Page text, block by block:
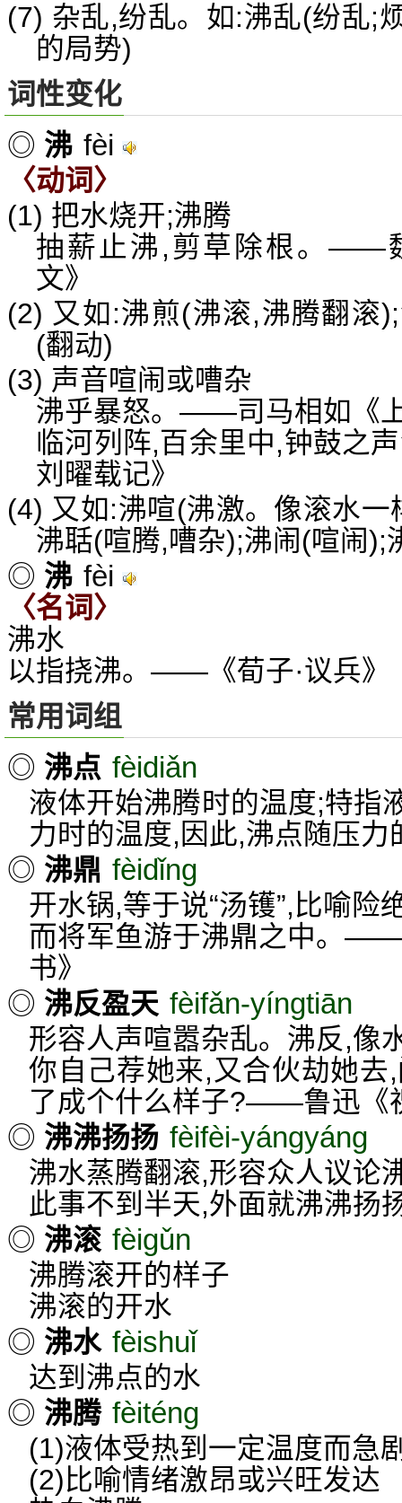
(7) 杂乱,纷乱。如:沸乱(纷乱;
的局势)
词性变化
◎ 沸 fèi
〈动词〉
(1) 把水烧开;沸腾
抽薪止沸,剪草除根。——
文》
(2) 又如:沸煎(沸滚,沸腾翻滚
(翻动)
(3) 声音喧闹或嘈杂
沸乎暴怒。——司马相如《
临河列阵,百余里中,钟鼓之
刘曜载记》
(4) 又如:沸喧(沸激。像滚水
沸聒(喧腾,嘈杂);沸闹(喧闹);
◎ 沸 fèi
〈名词〉
沸水
以指挠沸。——《荀子·议兵》
常用词组
◎ 沸点 fèidiǎn
液体开始沸腾时的温度;特指
力时的温度,因此,沸点随压力
◎ 沸鼎 fèidǐng
开水锅,等于说“汤镬”,比喻险
而将军鱼游于沸鼎之中。——
书》
◎ 沸反盈天 fèifǎn-yíngtiān
形容人声喧嚣杂乱。沸反,像
你自己荐她来,又合伙劫她
了成个什么样子?——鲁迅《
◎ 沸沸扬扬 fèifèi-yángyáng
沸水蒸腾翻滚,形容众人议论
此事不到半天,外面就沸沸扬
◎ 沸滚 fèigǔn
沸腾滚开的样子
沸滚的开水
◎ 沸水 fèishuǐ
达到沸点的水
◎ 沸腾 fèiténg
(1)液体受热到一定温度而急
(2)比喻情绪激昂或兴旺发达